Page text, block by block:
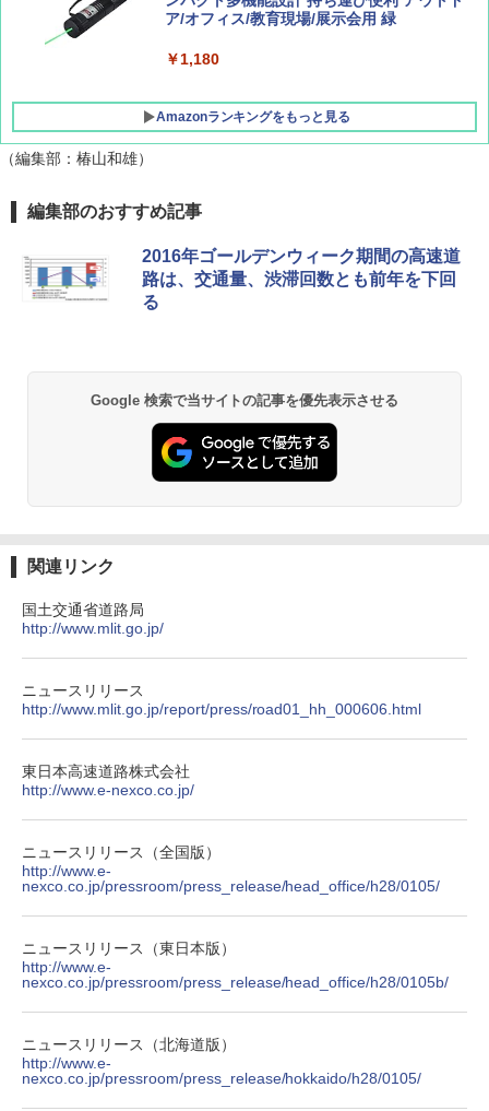
ATCW-150B エクルベージュ
￥-
ア/オフィス/教育現場/展示会用 緑
￥1,180
Amazonランキングをもっと見る
（編集部：椿山和雄）
編集部のおすすめ記事
2016年ゴールデンウィーク期間の高速道
路は、交通量、渋滞回数とも前年を下回
る
Google 検索で当サイトの記事を優先表示させる
関連リンク
国土交通省道路局
http://www.mlit.go.jp/
ニュースリリース
http://www.mlit.go.jp/report/press/road01_hh_000606.html
東日本高速道路株式会社
http://www.e-nexco.co.jp/
ニュースリリース（全国版）
http://www.e-
nexco.co.jp/pressroom/press_release/head_office/h28/0105/
ニュースリリース（東日本版）
http://www.e-
nexco.co.jp/pressroom/press_release/head_office/h28/0105b/
ニュースリリース（北海道版）
http://www.e-
nexco.co.jp/pressroom/press_release/hokkaido/h28/0105/